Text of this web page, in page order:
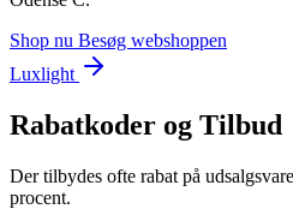
Shop nu Besøg webshoppen
Luxlight
Rabatkoder og Tilbud
Der tilbydes ofte rabat på
procent.